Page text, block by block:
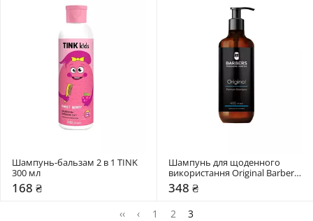
Шампунь-бальзам 2 в 1 TINK
300 мл
168 ₴
Шампунь для щоденного
використання Original Barbers
400 мл
348 ₴
‹‹ ‹ 1 2 3